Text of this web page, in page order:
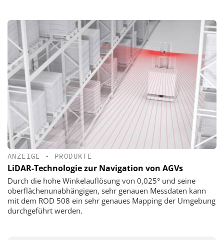
ANZEIGE • PRODUKTE
LiDAR-Technologie zur Navigation von AGVs
Durch die hohe Winkelauflösung von 0,025° und seine
oberflächenunabhängigen, sehr genauen Messdaten kann
mit dem ROD 508 ein sehr genaues Mapping der Umgebung
durchgeführt werden.